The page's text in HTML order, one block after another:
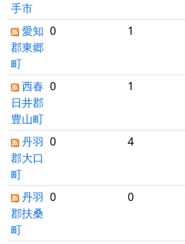
手市
愛知
郡東郷
町
0 1
西春
日井郡
豊山町
0 1
丹羽
郡大口
町
0 4
丹羽
郡扶桑
町
0 0